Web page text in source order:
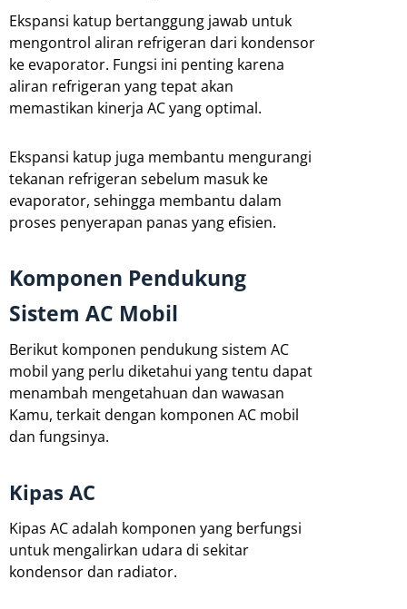
Ekspansi katup bertanggung jawab untuk
mengontrol aliran refrigeran dari kondensor
ke evaporator. Fungsi ini penting karena
aliran refrigeran yang tepat akan
memastikan kinerja AC yang optimal.
Ekspansi katup juga membantu mengurangi
tekanan refrigeran sebelum masuk ke
evaporator, sehingga membantu dalam
proses penyerapan panas yang efisien.
Komponen Pendukung
Sistem AC Mobil
Berikut komponen pendukung sistem AC
mobil yang perlu diketahui yang tentu dapat
menambah mengetahuan dan wawasan
Kamu, terkait dengan komponen AC mobil
dan fungsinya.
Kipas AC
Kipas AC adalah komponen yang berfungsi
untuk mengalirkan udara di sekitar
kondensor dan radiator.